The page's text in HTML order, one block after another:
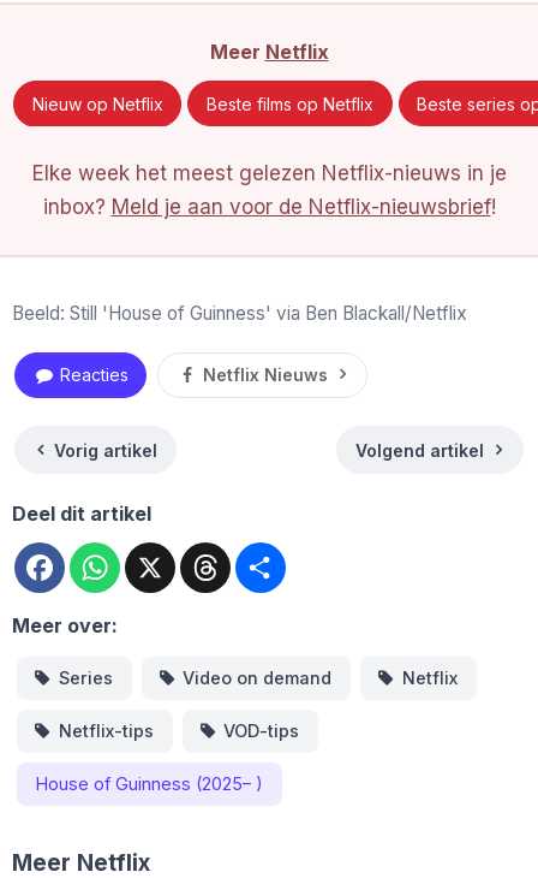
Meer Netflix
Nieuw op Netflix Beste films op Netflix Beste series
Elke week het meest gelezen Netflix-nieuws in je
inbox? Meld je aan voor de Netflix-nieuwsbrief!
Beeld: Still 'House of Guinness' via Ben Blackall/Netflix
Reacties Netflix Nieuws
Vorig artikel Volgend artikel
Deel dit artikel
FacebookWhatsApp
X Threads
Meer over:
Series Video on demand Netflix
Netflix-tips VOD-tips
House of Guinness (2025– )
Meer Netflix